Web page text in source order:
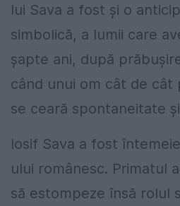
lui Sava a fost şi o
simbolică, a lumii care
şapte ani, după
când unui om cât de cât
se ceară spontaneitate
Iosif Sava a fost
ului românesc. Primatul
să estompeze însă rolul